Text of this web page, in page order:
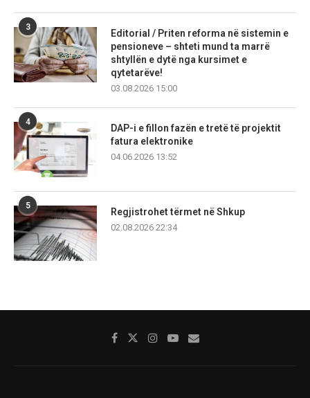
3
Editorial / Priten reforma në sistemin e
pensioneve – shteti mund ta marrë
shtyllën e dytë nga kursimet e
qytetarëve!
03.08.2026 15:00
4
DAP-i e fillon fazën e tretë të projektit
fatura elektronike
04.06.2026 13:52
5
Regjistrohet tërmet në Shkup
02.08.2026 22:34